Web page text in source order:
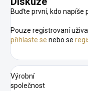
Buďte první, kdo napíše
Pouze registrovaní
přihlaste se nebo se
Výrobní
společnost